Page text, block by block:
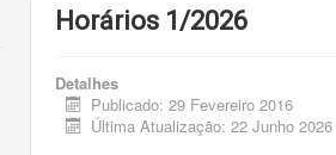
Horários 1/2026
Detalhes
Publicado: 29 Fevereiro 2016
Última Atualização: 22 Junho 2026